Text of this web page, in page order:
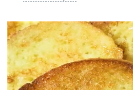
Сахарные гренки